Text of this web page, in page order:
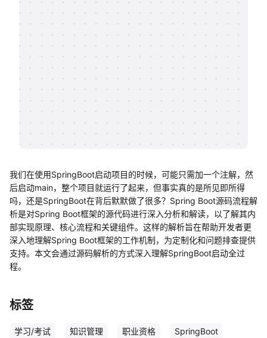
我们在使用SpringBoot启动项目的时候，可能只需加一个注解，然
后启动main，整个项目就运行了起来，但事实真的是所见即所得
吗，还是SpringBoot在背后默默做了很多？Spring Boot源码流程解
析是对Spring Boot框架的源代码进行深入分析和解读，以了解其内
部实现原理、核心流程和关键组件。这样的解析旨在帮助开发者更
深入地理解Spring Boot框架的工作机制，为定制化和问题排查提供
支持。本文会通过源码解析的方式深入理解SpringBoot启动全过
程。
标签
学习/考试 知识管理 职业资格 SpringBoot